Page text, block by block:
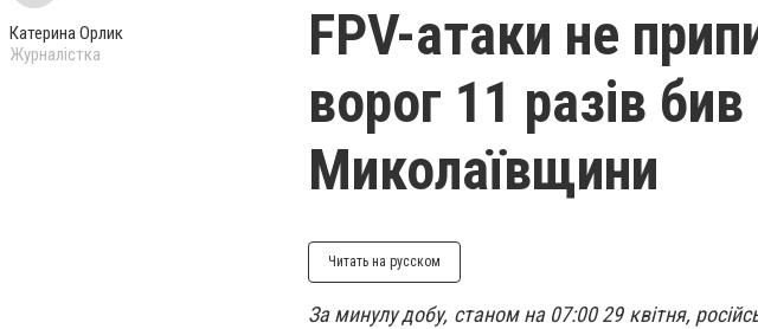
Катерина Орлик
Журналістка
FPV-атаки не
ворог 11 разів
Миколаївщини
Читать на русском
За минулу добу, станом на 07:00 29 квітня,